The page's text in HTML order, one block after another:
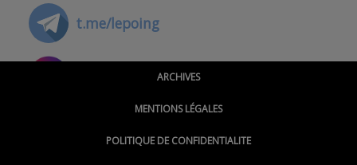
t.me/lepoing
@montpellierpoinginfo
ARCHIVES
MENTIONS LÉGALES
POLITIQUE DE CONFIDENTIALITE